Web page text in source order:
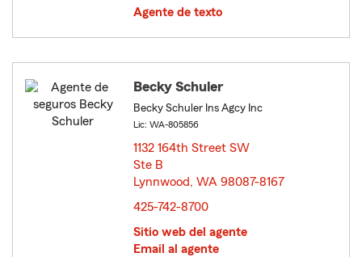
Agente de texto
Becky Schuler
Becky Schuler Ins Agcy Inc
Lic: WA-805856
1132 164th Street SW
Ste B
Lynnwood, WA 98087-8167
425-742-8700
Sitio web del agente
Email al agente